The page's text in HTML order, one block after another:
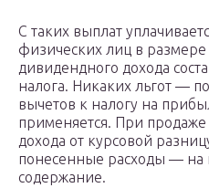
С таких выплат
физических лиц в размере
дивидендного дохода
налога. Никаких льгот —
вычетов к налогу на
применяется. При
дохода от курсовой
понесенные расходы — на
содержание.